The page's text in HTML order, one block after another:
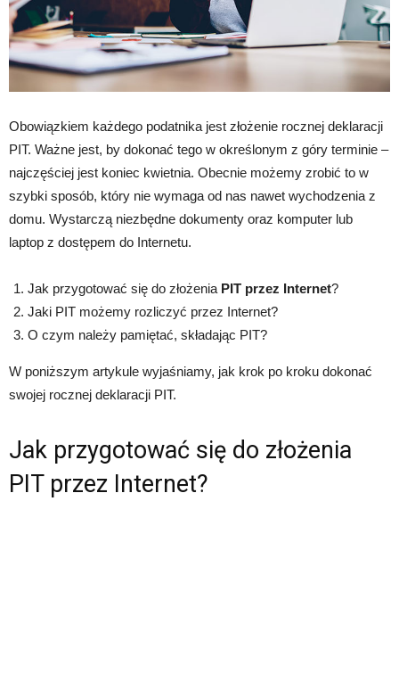
Obowiązkiem każdego podatnika jest złożenie rocznej deklaracji
PIT. Ważne jest, by dokonać tego w określonym z góry terminie –
najczęściej jest koniec kwietnia. Obecnie możemy zrobić to w
szybki sposób, który nie wymaga od nas nawet wychodzenia z
domu. Wystarczą niezbędne dokumenty oraz komputer lub
laptop z dostępem do Internetu.
Jak przygotować się do złożenia PIT przez Internet?
Jaki PIT możemy rozliczyć przez Internet?
O czym należy pamiętać, składając PIT?
W poniższym artykule wyjaśniamy, jak krok po kroku dokonać
swojej rocznej deklaracji PIT.
Jak przygotować się do złożenia
PIT przez Internet?